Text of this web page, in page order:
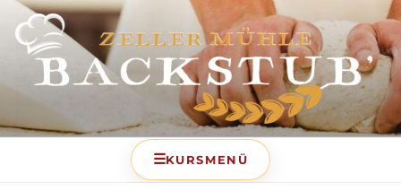
BACKSTUB – DIE
BACKSCHULE DER ZELLER